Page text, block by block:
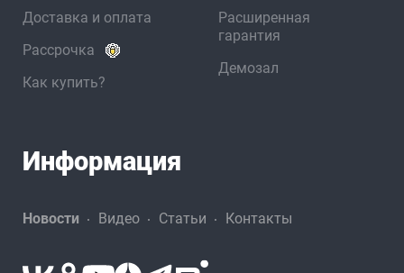
Доставка и оплата
Рассрочка
Как купить?
Расширенная
гарантия
Демозал
Информация
Новости Видео Статьи Контакты